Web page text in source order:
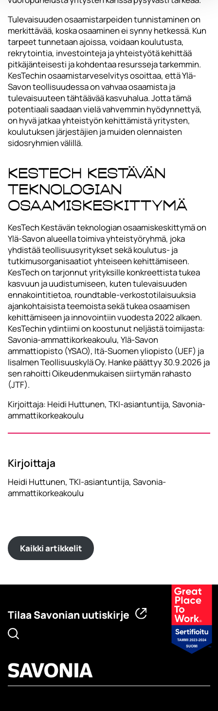
Tulevaisuuden osaamistarpeiden tunnistaminen on
merkittävää, koska osaaminen ei synny hetkessä. Kun
tarpeet tunnetaan ajoissa, voidaan koulutusta,
rekrytointia, investointeja ja yhteistyötä kehittää
pitkäjänteisesti ja kohdentaa resursseja tarkemmin.
KesTechin osaamistarveselvitys osoittaa, että Ylä-
Savon teollisuudessa on vahvaa osaamista ja
tulevaisuuteen tähtäävää kasvuhalua. Jotta tämä
potentiaali saadaan vielä vahvemmin hyödynnettyä,
on hyvä jatkaa yhteistyön kehittämistä yritysten,
koulutuksen järjestäjien ja muiden olennaisten
sidosryhmien välillä.
KesTech Kestävän
teknologian
osaamiskeskittymä
KesTech Kestävän teknologian osaamiskeskittymä on
Ylä-Savon alueella toimiva yhteistyöryhmä, joka
yhdistää teollisuusyritykset sekä koulutus- ja
tutkimusorganisaatiot yhteiseen kehittämiseen.
KesTech on tarjonnut yrityksille konkreettista tukea
kasvuun ja uudistumiseen, kuten tulevaisuuden
ennakointitietoa, roundtable-verkostotilaisuuksia
ajankohtaisista teemoista sekä tukea osaamisen
kehittämiseen ja innovointiin vuodesta 2022 alkaen.
KesTechin ydintiimi on koostunut neljästä toimijasta:
Savonia-ammattikorkeakoulu, Ylä-Savon
ammattiopisto (YSAO), Itä-Suomen yliopisto (UEF) ja
Iisalmen Teollisuuskylä Oy. Hanke päättyy 30.9.2026 ja
sen rahoitti Oikeudenmukaisen siirtymän rahasto
(JTF).
Kirjoittaja: Heidi Huttunen, TKI-asiantuntija, Savonia-
ammattikorkeakoulu
Kirjoittaja
Heidi Huttunen, TKI-asiantuntija, Savonia-
ammattikorkeakoulu
Kaikki artikkelit
Tilaa Savonian uutiskirje